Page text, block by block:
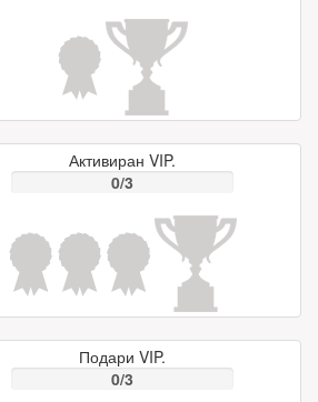
Активиран VIP.
0/3
Подари VIP.
0/3